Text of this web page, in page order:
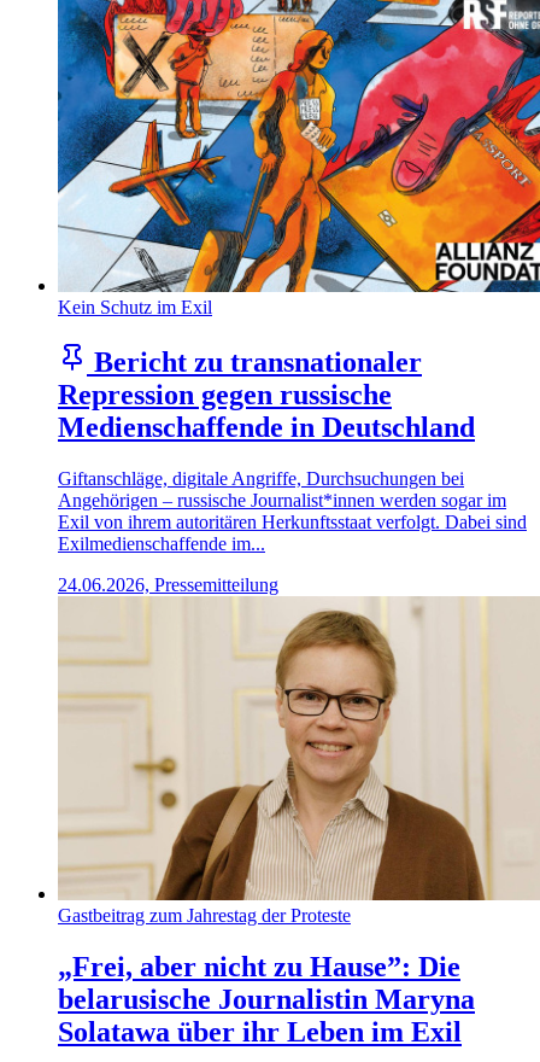
Kein Schutz im Exil
Bericht zu transnationaler
Repression gegen russische
Medienschaffende in Deutschland
Giftanschläge, digitale Angriffe, Durchsuchungen bei
Angehörigen – russische Journalist*innen werden sogar im
Exil von ihrem autoritären Herkunftsstaat verfolgt. Dabei sind
Exilmedienschaffende im...
24.06.2026, Pressemitteilung
Gastbeitrag zum Jahrestag der Proteste
„Frei, aber nicht zu Hause”: Die
belarusische Journalistin Maryna
Solatawa über ihr Leben im Exil